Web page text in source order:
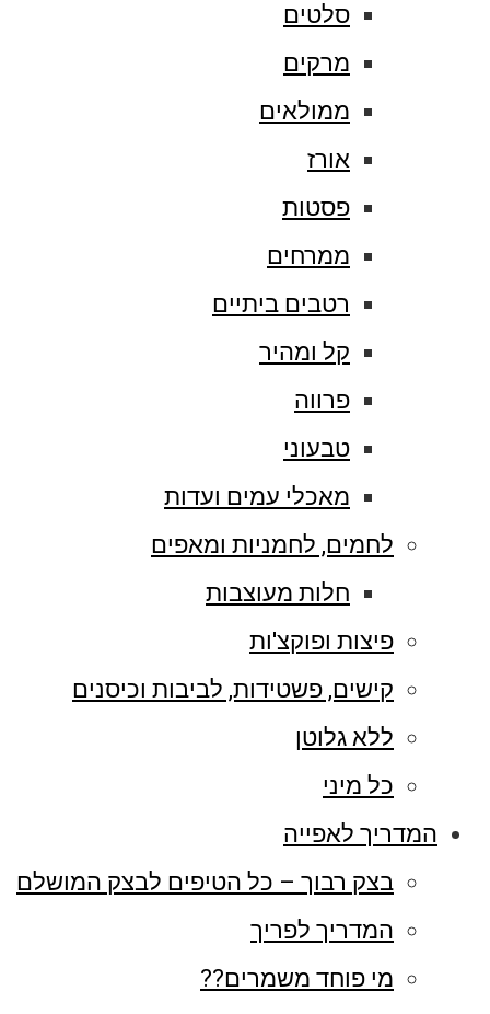
סלטים
מרקים
ממולאים
אורז
פסטות
ממרחים
רטבים ביתיים
קל ומהיר
פרווה
טבעוני
מאכלי עמים ועדות
לחמים, לחמניות ומאפים
חלות מעוצבות
פיצות ופוקצ'ות
קישים, פשטידות, לביבות וכיסנים
ללא גלוטן
כל מיני
המדריך לאפייה
בצק רבוך – כל הטיפים לבצק המושלם
המדריך לפריך
מי פוחד משמרים??